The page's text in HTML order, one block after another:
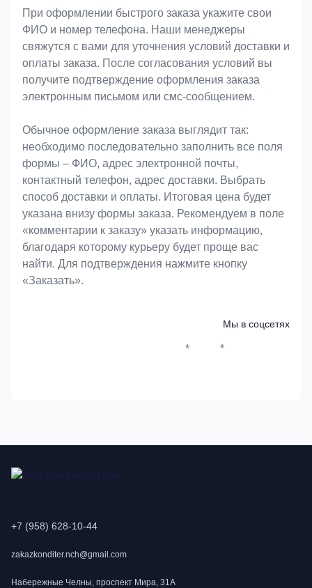
При оформлении быстрого заказа укажите свои
ФИО и номер телефона. Наши менеджеры
свяжутся с вами для уточнения условий доставки и
оплаты заказа. После согласования условий вы
получите подтверждение оформления заказа
электронным письмом или смс-сообщением.
Обычное оформление заказа выглядит так:
необходимо последовательно заполнить все поля
формы – ФИО, адрес электронной почты,
контактный телефон, адрес доставки. Выбрать
способ доставки и оплаты. Итоговая цена будет
указана внизу формы заказа. Рекомендуем в поле
«комментарии к заказу» указать информацию,
благодаря которому курьеру будет проще вас
найти. Для подтверждения нажмите кнопку
«Заказать».
Мы в соцсетях
* *
+7 (958) 628-10-44
zakazkonditer.nch@gmail.com
Набережные Челны, проспект Мира, 31А